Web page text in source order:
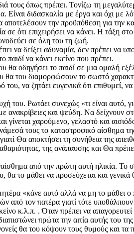
όπως πρέπει. Τονίζω τη
διδασκαλία με έργα και όχι με
αποτελέσουν την προϋπόθεση για την
σε ότι επιχειρήσει να κάνει. Η τάξη
σε όλη του τη ζωή.
δείξει αδυναμία, δεν πρέπει να
να κάνει εκείνο που πρέπει.
θα οδηγήσει το παιδί σε μια ομαλή
θα του διαμορφώσουν το σωστό
να ζητάει ευγενικά ότι επιθυμεί,
του. Ρωτάει συνεχώς «τι είναι
και ψεύδη. Να δείχνουν
γίνεται χαρούμενο, γελαστό και
τους το καταστροφικό αίσθημα
Θα αποκτήσει τη συνήθεια της
της ανάπαυσης και Θα
από την πρώτη αυτή ηλικία. Το
το μάθει να προσεύχεται και
«κάνε αυτό αλλά να μη το μάθει
τον πατέρα γιατί τότε υποθάλπουν
κ.λ.π. . Όταν πρέπει να απαγορευτεί
πρώτα την αιτία αυτής του
θα του κόψουν τους θυμούς και